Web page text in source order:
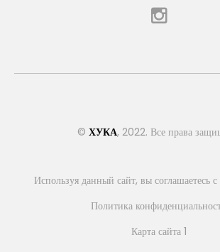
© ХУКА, 2022. Все права
Используя данный сайт, вы соглашаетесь
Политика
Карта сайта 1